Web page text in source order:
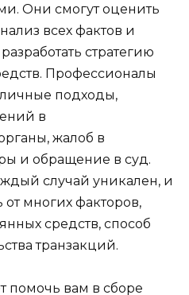
Они смогут оценить
всех фактов и
стратегию
Профессионалы
подходы,
в
жалоб в
и обращение в суд.
случай уникален, и
от многих факторов,
средств, способ
транзакций.
помочь вам в сборе